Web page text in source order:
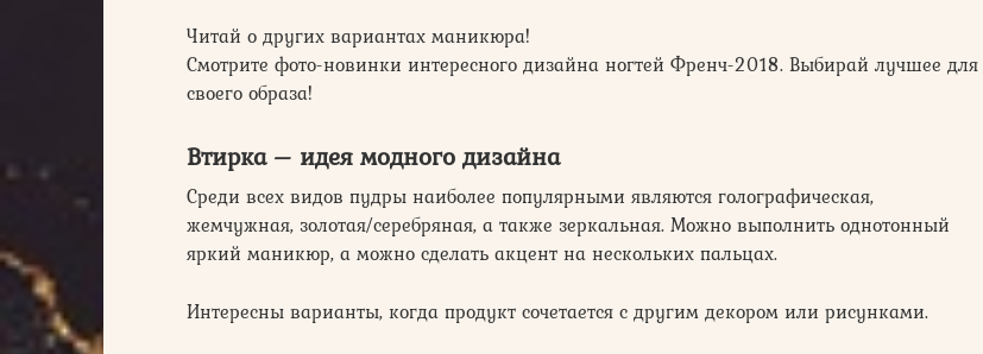
Читай о других вариантах маникюра!
Смотрите фото-новинки интересного дизайна ногтей Френч-2018. Выбирай лучшее для
своего образа!
Втирка – идея модного дизайна
Среди всех видов пудры наиболее популярными являются голографическая,
жемчужная, золотая/серебряная, а также зеркальная. Можно выполнить однотонный
яркий маникюр, а можно сделать акцент на нескольких пальцах.
Интересны варианты, когда продукт сочетается с другим декором или рисунками.